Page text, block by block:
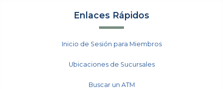
Enlaces Rápidos
Inicio de Sesión para Miembros
Ubicaciones de Sucursales
Buscar un ATM